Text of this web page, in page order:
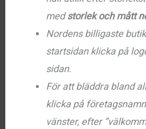
medstorlek och mått
Nordens billigaste
startsidan klicka på
sidan.
För att bläddra bland
klicka på
vänster, efter